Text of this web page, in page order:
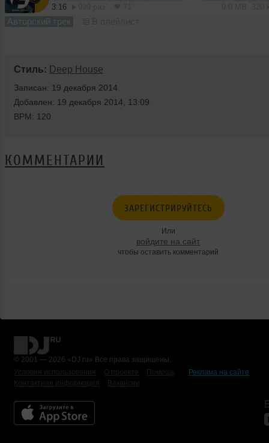
3:16
Авторский трек
Стиль: Deep House
Записан: 19 декабря 2014
Добавлен: 19 декабря 2014, 13:09
BPM: 120
КОММЕНТАРИИ
ЗАРЕГИСТРИРУЙТЕСЬ
Или
войдите на сайт
чтобы оставить комментарий
© 2001 — 2026 «DJ.ru» Все права защищены.
Условия использования
О проекте Помощь
Реклама на сайте
Контактная информация
Вакансии